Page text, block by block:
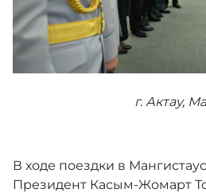
Новости
г. Актау,
В ходе поездки в
Президент Касым-Жомарт